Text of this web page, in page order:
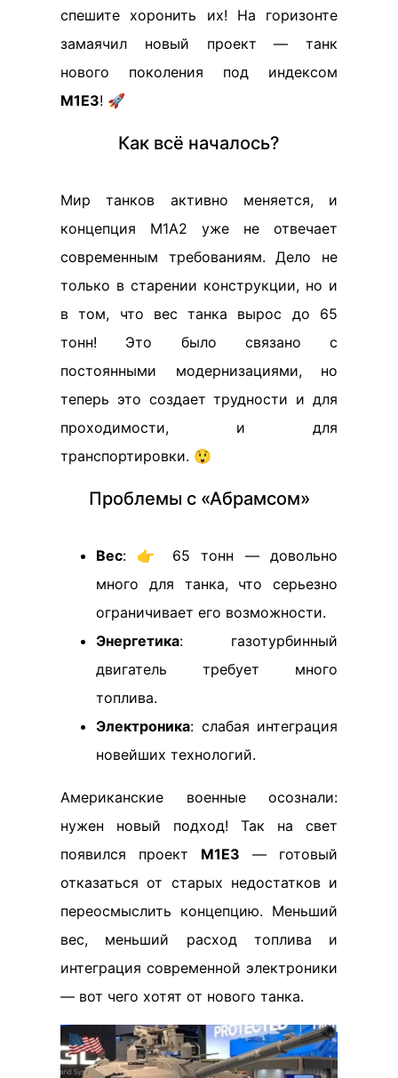
спешите хоронить их! На горизонте
замаячил новый проект — танк
нового поколения под индексом
М1Е3! 🚀
Как всё началось?
Мир танков активно меняется, и
концепция M1А2 уже не отвечает
современным требованиям. Дело не
только в старении конструкции, но и
в том, что вес танка вырос до 65
тонн! Это было связано с
постоянными модернизациями, но
теперь это создает трудности и для
проходимости, и для
транспортировки. 😲
Проблемы с «Абрамсом»
Вес: 👉 65 тонн — довольно
много для танка, что серьезно
ограничивает его возможности.
Энергетика: газотурбинный
двигатель требует много
топлива.
Электроника: слабая интеграция
новейших технологий.
Американские военные осознали:
нужен новый подход! Так на свет
появился проект М1Е3 — готовый
отказаться от старых недостатков и
переосмыслить концепцию. Меньший
вес, меньший расход топлива и
интеграция современной электроники
— вот чего хотят от нового танка.